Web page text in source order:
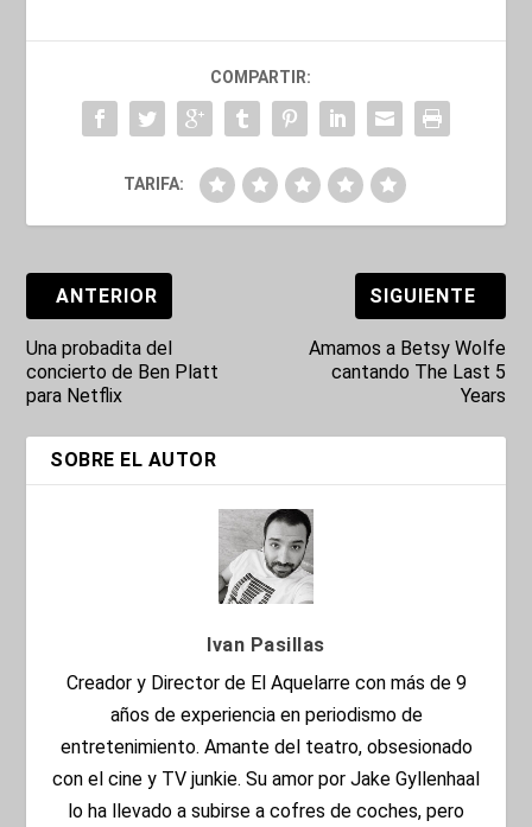
COMPARTIR:
TARIFA:
ANTERIOR
Una probadita del
concierto de Ben Platt
para Netflix
SIGUIENTE
Amamos a Betsy Wolfe
cantando The Last 5
Years
SOBRE EL AUTOR
Ivan Pasillas
Creador y Director de El Aquelarre con más de 9
años de experiencia en periodismo de
entretenimiento. Amante del teatro, obsesionado
con el cine y TV junkie. Su amor por Jake Gyllenhaal
lo ha llevado a subirse a cofres de coches, pero